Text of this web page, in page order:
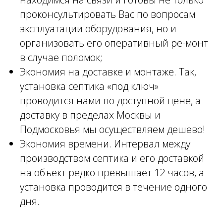
проконсультировать Вас по вопросам
эксплуатации оборудования, но и
организовать его оперативный ре-монт
в случае поломок;
Экономия на доставке и монтаже. Так,
установка септика «под ключ»
проводится нами по доступной цене, а
доставку в пределах Москвы и
Подмосковья мы осуществляем дешево!
Экономия времени. Интервал между
производством септика и его доставкой
на объект редко превышает 12 часов, а
установка проводится в течение одного
дня.